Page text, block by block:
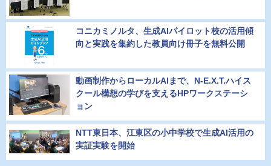
コニカミノルタ、生成AIパイロット校の活用傾
向と実践を集約した教員向け冊子を無料公開
動画制作からローカルAIまで、N-E.X.T.ハイス
クール構想の学びを支えるHPワークステーシ
ョン
NTT東日本、江東区の小中学校で生成AI活用の
実証実験を開始